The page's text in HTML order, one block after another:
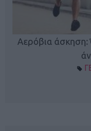
Αερόβια άσκηση: